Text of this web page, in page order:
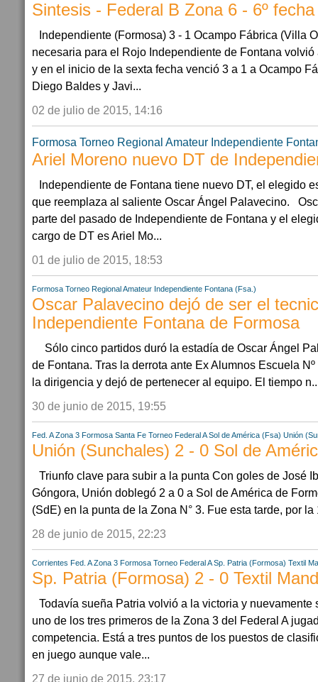
Sintesis - Federal B Zona 6 - 6º fecha
Independiente (Formosa) 3 - 1 Ocampo Fábrica (Villa
necesaria para el Rojo Independiente de Fontana
y en el inicio de la sexta fecha venció 3 a 1 a Ocampo
Diego Baldes y Javi...
02 de julio de 2015, 14:16
Formosa Torneo Regional Amateur Independiente
Ariel Moreno nuevo DT de
Independiente de Fontana tiene nuevo DT, el elegido
que reemplaza al saliente Oscar Ángel Palavecino.
parte del pasado de Independiente de Fontana y el
cargo de DT es Ariel Mo...
01 de julio de 2015, 18:53
Formosa Torneo Regional Amateur Independiente Fontana (Fsa.)
Oscar Palavecino dejó de ser el
Independiente Fontana de Formosa
Sólo cinco partidos duró la estadía de Oscar Ángel
de Fontana. Tras la derrota ante Ex Alumnos Escuela
la dirigencia y dejó de pertenecer al equipo. El tiempo
30 de junio de 2015, 19:55
Fed. A Zona 3 Formosa Santa Fe Torneo Federal A Sol de América (Fsa) Unión
Unión (Sunchales) 2 - 0 Sol de
Triunfo clave para subir a la punta Con goles de José
Góngora, Unión doblegó 2 a 0 a Sol de América de
(SdE) en la punta de la Zona N° 3. Fue esta tarde, por la
28 de junio de 2015, 22:23
Corrientes Fed. A Zona 3 Formosa Torneo Federal A Sp. Patria (Formosa) Textil
Sp. Patria (Formosa) 2 - 0 Textil
Todavía sueña Patria volvió a la victoria y nuevamente
uno de los tres primeros de la Zona 3 del Federal A
competencia. Está a tres puntos de los puestos de
en juego aunque vale...
27 de junio de 2015, 23:17